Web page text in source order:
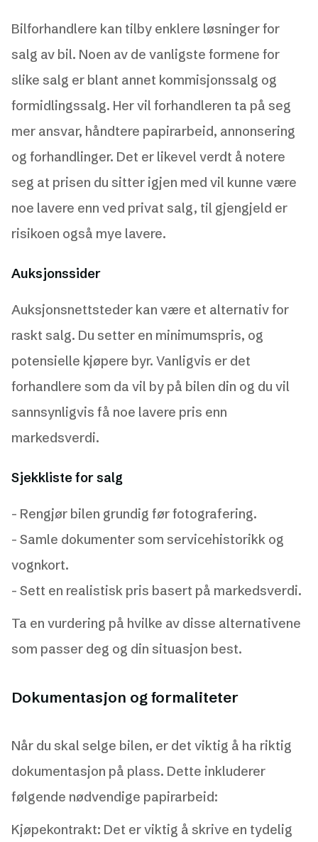
Bilforhandlere kan tilby enklere løsninger for
salg av bil. Noen av de vanligste formene for
slike salg er blant annet kommisjonssalg og
formidlingssalg. Her vil forhandleren ta på seg
mer ansvar, håndtere papirarbeid, annonsering
og forhandlinger. Det er likevel verdt å notere
seg at prisen du sitter igjen med vil kunne være
noe lavere enn ved privat salg, til gjengjeld er
risikoen også mye lavere.
Auksjonssider
Auksjonsnettsteder kan være et alternativ for
raskt salg. Du setter en minimumspris, og
potensielle kjøpere byr. Vanligvis er det
forhandlere som da vil by på bilen din og du vil
sannsynligvis få noe lavere pris enn
markedsverdi.
Sjekkliste for salg
- Rengjør bilen grundig før fotografering.
- Samle dokumenter som servicehistorikk og
vognkort.
- Sett en realistisk pris basert på markedsverdi.
Ta en vurdering på hvilke av disse alternativene
som passer deg og din situasjon best.
Dokumentasjon og formaliteter
Når du skal selge bilen, er det viktig å ha riktig
dokumentasjon på plass. Dette inkluderer
følgende nødvendige papirarbeid:
Kjøpekontrakt: Det er viktig å skrive en tydelig